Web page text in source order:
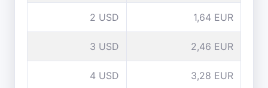
2 USD 1,64 EUR
3 USD 2,46 EUR
4 USD 3,28 EUR